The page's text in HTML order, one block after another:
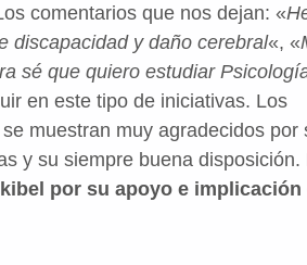
comentarios que nos dejan: «
discapacidad y daño cerebral«, «
sé que quiero estudiar
en este tipo de iniciativas. Los
muestran muy agradecidos por
y su siempre buena disposición.
por su apoyo e implicación